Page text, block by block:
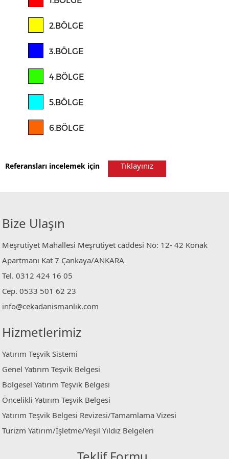
Referansları incelemek için Tıklayınız
Bize Ulaşın
Meşrutiyet Mahallesi Meşrutiyet caddesi No: 12- 42 Konak
Apartmanı Kat 7 Çankaya/ANKARA
Tel. 0312 424 16 05
Cep. 0533 501 62 23
info@cekadanismanlik.com
Hizmetlerimiz
Yatırım Teşvik Sistemi
Genel Yatırım Teşvik Belgesi
Bölgesel Yatırım Teşvik Belgesi
Öncelikli Yatırım Teşvik Belgesi
Yatırım Teşvik Belgesi Revizesi/Tamamlama Vizesi
Turizm Yatırım/İşletme/Yeşil Yıldız Belgeleri